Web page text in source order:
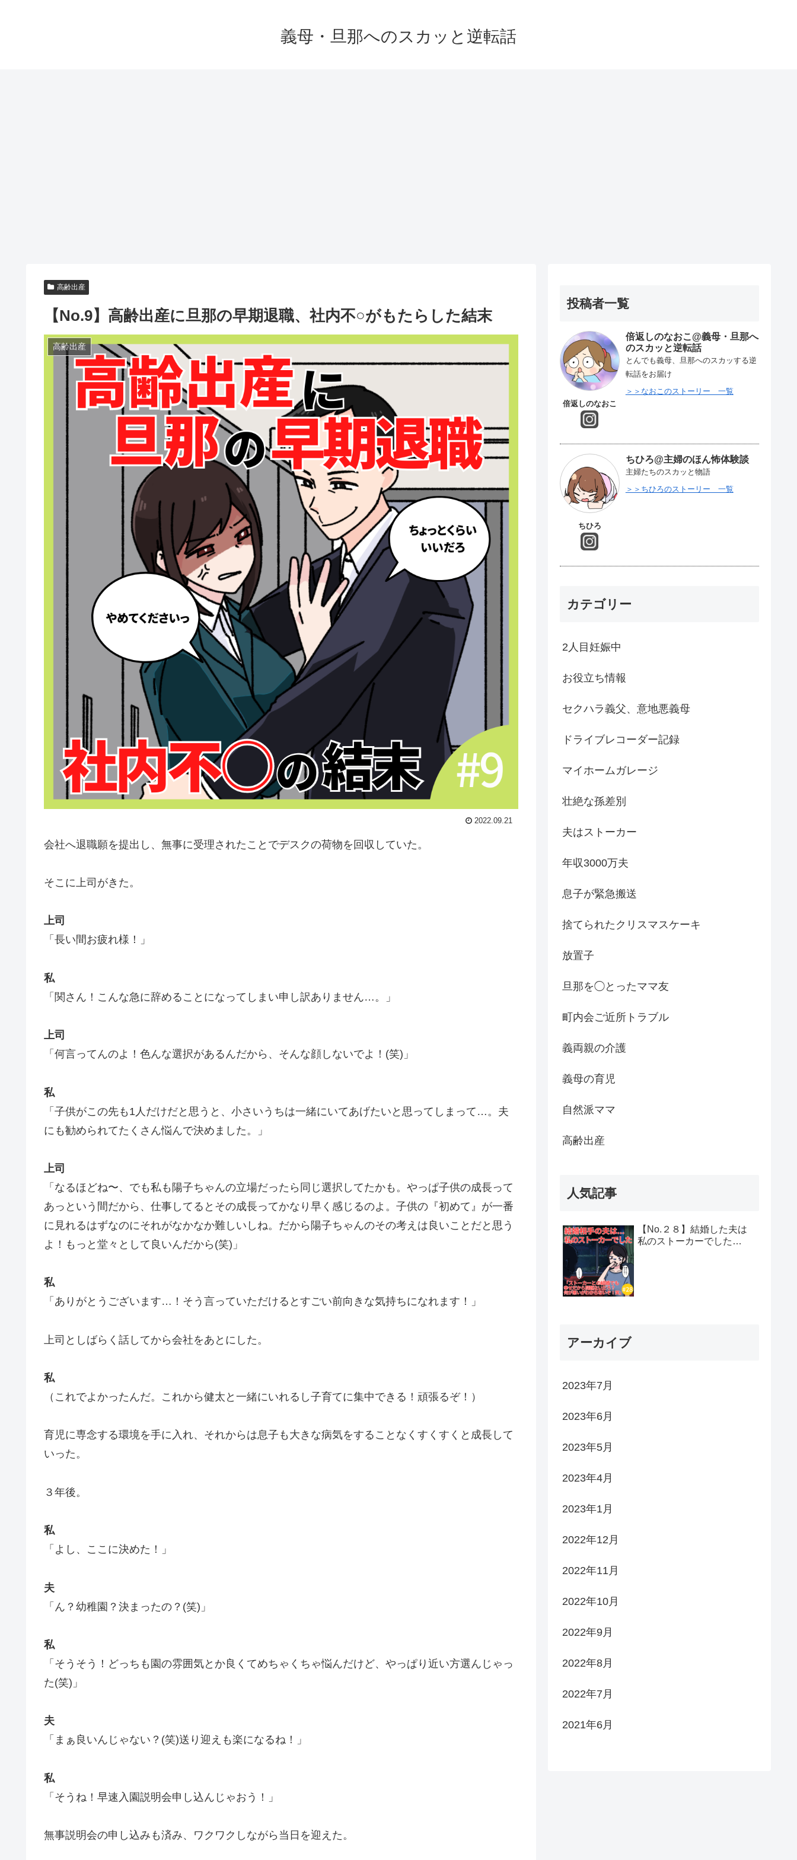
義母・旦那へのスカッと逆転話
高齢出産
【No.9】高齢出産に旦那の早期退職、社内不○がもたらした結末
高齢出産
2022.09.21
会社へ退職願を提出し、無事に受理されたことでデスクの荷物を回収していた。
そこに上司がきた。
上司
「長い間お疲れ様！」
私
「関さん！こんな急に辞めることになってしまい申し訳ありません…。」
上司
「何言ってんのよ！色んな選択があるんだから、そんな顔しないでよ！(笑)」
私
「子供がこの先も1人だけだと思うと、小さいうちは一緒にいてあげたいと思ってしまって…。夫
にも勧められてたくさん悩んで決めました。」
上司
「なるほどね〜、でも私も陽子ちゃんの立場だったら同じ選択してたかも。やっぱ子供の成長って
あっという間だから、仕事してるとその成長ってかなり早く感じるのよ。子供の『初めて』が一番
に見れるはずなのにそれがなかなか難しいしね。だから陽子ちゃんのその考えは良いことだと思う
よ！もっと堂々として良いんだから(笑)」
私
「ありがとうございます…！そう言っていただけるとすごい前向きな気持ちになれます！」
上司としばらく話してから会社をあとにした。
私
（これでよかったんだ。これから健太と一緒にいれるし子育てに集中できる！頑張るぞ！）
育児に専念する環境を手に入れ、それからは息子も大きな病気をすることなくすくすくと成長して
いった。
３年後。
私
「よし、ここに決めた！」
夫
「ん？幼稚園？決まったの？(笑)」
私
「そうそう！どっちも園の雰囲気とか良くてめちゃくちゃ悩んだけど、やっぱり近い方選んじゃっ
た(笑)」
夫
「まぁ良いんじゃない？(笑)送り迎えも楽になるね！」
私
「そうね！早速入園説明会申し込んじゃおう！」
無事説明会の申し込みも済み、ワクワクしながら当日を迎えた。
投稿者一覧
倍返しのなおこ
倍返しのなおこ@義母・旦那へ
のスカッと逆転話
とんでも義母、旦那へのスカッする逆
転話をお届け
＞＞なおこのストーリー 一覧
ちひろ
ちひろ@主婦のほん怖体験談
主婦たちのスカッと物語
＞＞ちひろのストーリー 一覧
カテゴリー
2人目妊娠中
お役立ち情報
セクハラ義父、意地悪義母
ドライブレコーダー記録
マイホームガレージ
壮絶な孫差別
夫はストーカー
年収3000万夫
息子が緊急搬送
捨てられたクリスマスケーキ
放置子
旦那を◯とったママ友
町内会ご近所トラブル
義両親の介護
義母の育児
自然派ママ
高齢出産
人気記事
【No.２８】結婚した夫は
私のストーカーでした…
アーカイブ
2023年7月
2023年6月
2023年5月
2023年4月
2023年1月
2022年12月
2022年11月
2022年10月
2022年9月
2022年8月
2022年7月
2021年6月